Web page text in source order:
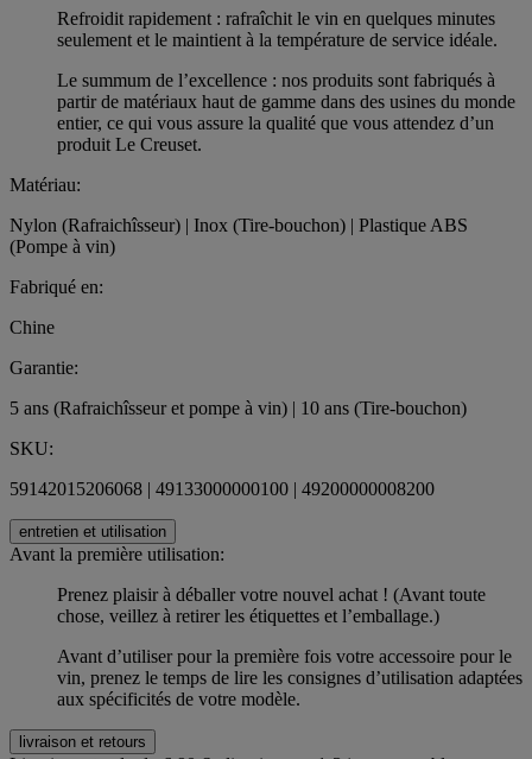
Refroidit rapidement : rafraîchit le vin en quelques minutes
seulement et le maintient à la température de service idéale.
Le summum de l’excellence : nos produits sont fabriqués à
partir de matériaux haut de gamme dans des usines du monde
entier, ce qui vous assure la qualité que vous attendez d’un
produit Le Creuset.
Matériau:
Nylon (Rafraichîsseur) | Inox (Tire-bouchon) | Plastique ABS
(Pompe à vin)
Fabriqué en:
Chine
Garantie:
5 ans (Rafraichîsseur et pompe à vin) | 10 ans (Tire-bouchon)
SKU:
59142015206068 | 49133000000100 | 49200000008200
entretien et utilisation
Avant la première utilisation:
Prenez plaisir à déballer votre nouvel achat ! (Avant toute
chose, veillez à retirer les étiquettes et l’emballage.)
Avant d’utiliser pour la première fois votre accessoire pour le
vin, prenez le temps de lire les consignes d’utilisation adaptées
aux spécificités de votre modèle.
livraison et retours